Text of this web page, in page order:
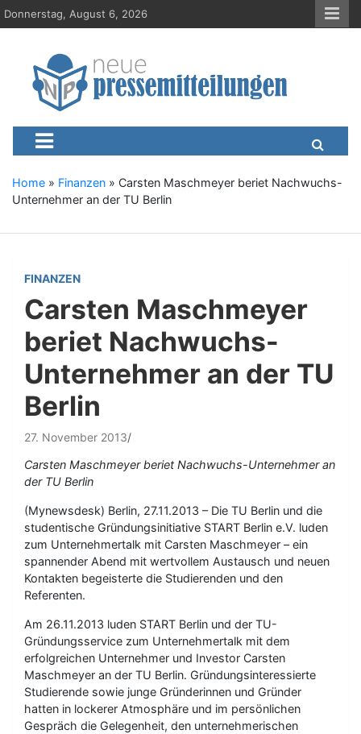
S
k
Donnerstag, August 6, 2026
Neue-
Presseportal, Nachrichten, News, Meldungen, Wirtschaft
Home » Finanzen » Carsten Maschmeyer beriet Nachwuchs-
Unternehmer an der TU Berlin
FINANZEN
Carsten Maschmeyer
beriet Nachwuchs-
Unternehmer an der TU
Berlin
27. November 2013
Carsten Maschmeyer beriet Nachwuchs-Unternehmer an
der TU Berlin
(Mynewsdesk) Berlin, 27.11.2013 – Die TU Berlin und die
studentische Gründungsinitiative START Berlin e.V. luden
zum Unternehmertalk mit Carsten Maschmeyer – ein
spannender Abend mit wertvollem Austausch und neuen
Kontakten begeisterte die Studierenden und den
Referenten.
Am 26.11.2013 luden START Berlin und der TU-
Gründungsservice zum Unternehmertalk mit dem
erfolgreichen Unternehmer und Investor Carsten
Maschmeyer an der TU Berlin. Gründungsinteressierte
Studierende sowie junge Gründerinnen und Gründer
hatten in lockerer Atmosphäre und im persönlichen
Gespräch die Gelegenheit, den unternehmerischen